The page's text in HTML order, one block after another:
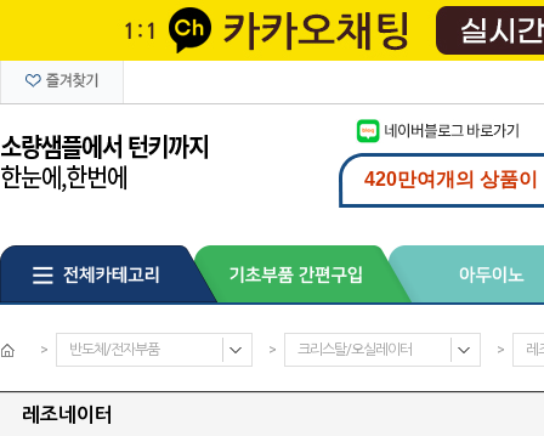
> 반도체/전자부품 > 크리스탈/오실레이터 > 레
레조네이터